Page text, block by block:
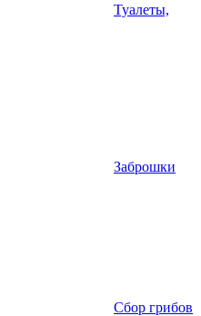
Туалеты,
Заброшки
Сбор грибов